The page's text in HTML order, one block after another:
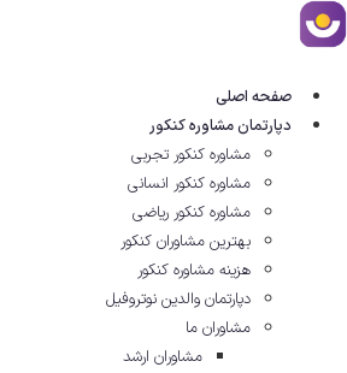
پرش
به
صفحه اصلی
دپارتمان مشاوره کنکور
مشاوره کنکور تجربی
مشاوره کنکور انسانی
مشاوره کنکور ریاضی
بهترین مشاوران کنکور
هزینه مشاوره کنکور
دپارتمان والدین نوتروفیل
مشاوران ما
مشاوران ارشد